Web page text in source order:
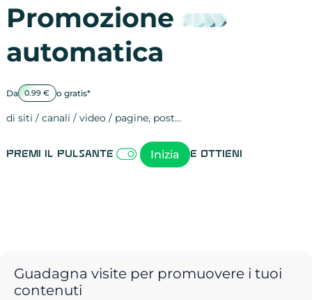
Promozione
automatica
Da 0.99 € o gratis*
di siti / canali / video / pagine, post…
Premi il pulsante Inizia e ottieni
Guadagna visite per promuovere i tuoi
contenuti